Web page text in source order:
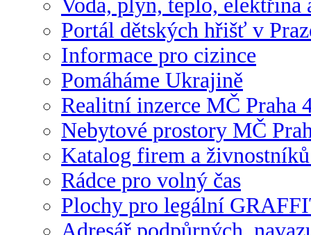
Voda, plyn, teplo, elektřina
Portál dětských hřišť v
Informace pro cizince
Pomáháme Ukrajině
Realitní inzerce MČ Praha
Nebytové prostory MČ
Katalog firem a
Rádce pro volný čas
Plochy pro legální